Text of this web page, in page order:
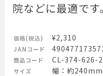
院などに最適です。
価格(税込) ¥2,310
JANコード
商品コード CL-374-626-2
サイズ 幅：約